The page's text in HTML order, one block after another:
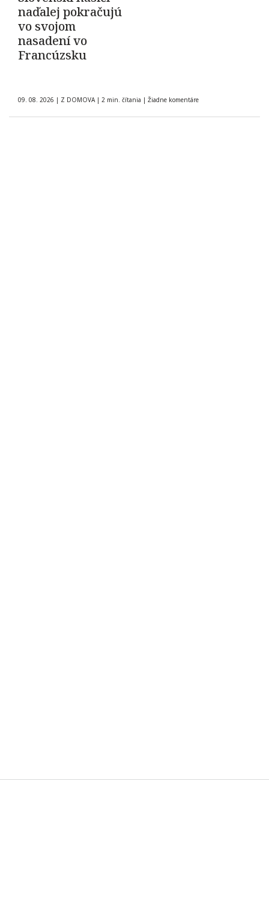
naďalej pokračujú
vo svojom
nasadení vo
Francúzsku
09. 08. 2026 | Z DOMOVA | 2 min. čítania | Žiadne komentáre